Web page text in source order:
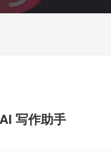
写作助手